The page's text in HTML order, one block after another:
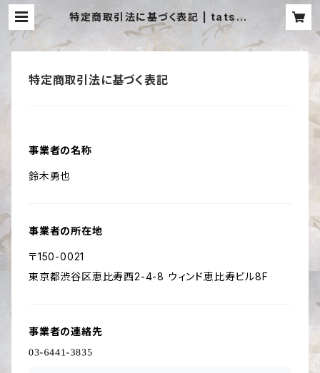
特定商取引法に基づく表記 | tatsuy
a official SHOP
特定商取引法に基づく表記
事業者の名称
鈴木勇也
事業者の所在地
〒150-0021
東京都渋谷区恵比寿西2-4-8 ウィンド恵比寿ビル8F
事業者の連絡先